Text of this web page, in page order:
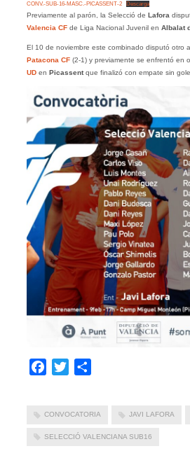
CONV.-SUB-16-MASC.-PICASSENT-2 Descarga
Previamente al parón, la Selecció de Lafora
Valencia CF de Liga Nacional Juvenil en Albalat
El 10 de noviembre este combinado disputó otro
Patacona CF(2-1) y previamente se enfrentó en
UD en Picassentque finalizó con empate sin
Facebook
Twitter
CONVOCATORIA JAVI LAFORA
SELECCIÓ VALENCIANA SUB16